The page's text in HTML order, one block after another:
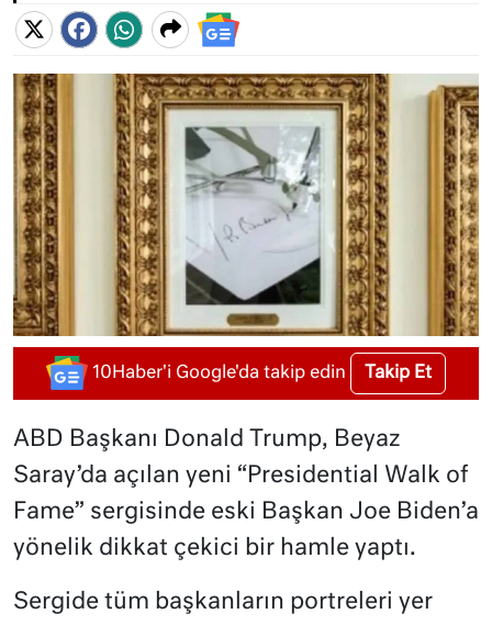
10Haber'i Google'da takip edin Takip Et
ABD Başkanı Donald Trump, Beyaz
Saray’da açılan yeni “Presidential Walk of
Fame” sergisinde eski Başkan Joe Biden’a
yönelik dikkat çekici bir hamle yaptı.
Sergide tüm başkanların portreleri yer